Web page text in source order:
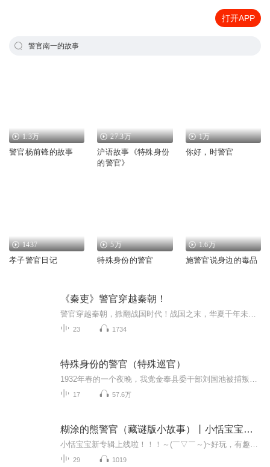
打开APP
警官南一的故事
1.3万
警官杨前锋的故事
27.3万
沪语故事《特殊身份
的警官》
1万
你好，时警官
1437
孝子警官日记
5万
特殊身份的警官
1.6万
施警官说身边的毒品
《秦吏》警官穿越秦朝！
23 1734
特殊身份的警官（特殊巡官）
17 57.6万
糊涂的熊警官（藏谜版小故事）丨小恬宝宝（已完结哈）
29 1019